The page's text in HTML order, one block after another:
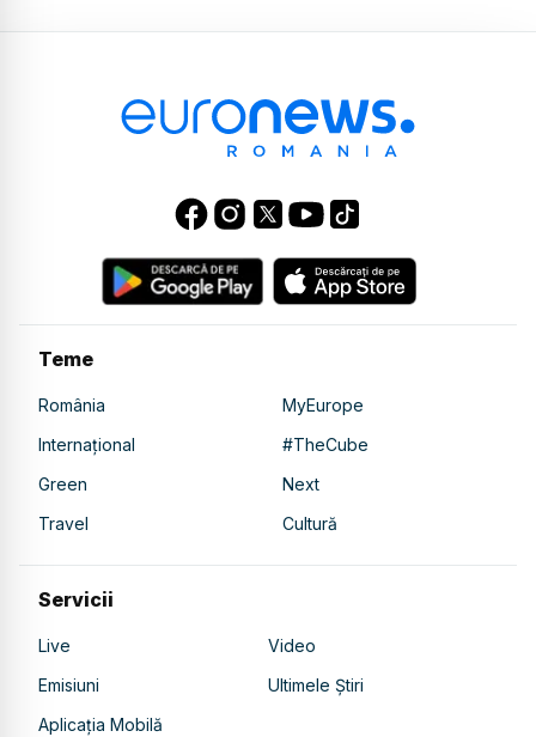
Teme
România
MyEurope
Internațional
#TheCube
Green
Next
Travel
Cultură
Servicii
Live
Video
Emisiuni
Ultimele Știri
Aplicația Mobilă